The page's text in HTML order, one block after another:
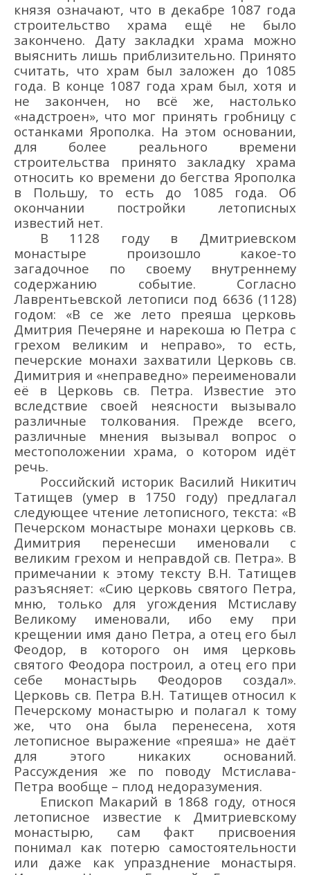
князя означают, что в декабре 1087 года
строительство храма ещё не было
закончено. Дату закладки храма можно
выяснить лишь приблизительно. Принято
считать, что храм был заложен до 1085
года. В конце 1087 года храм был, хотя и
не закончен, но всё же, настолько
«надстроен», что мог принять гробницу с
останками Ярополка. На этом основании,
для более реального времени
строительства принято закладку храма
относить ко времени до бегства Ярополка
в Польшу, то есть до 1085 года. Об
окончании постройки летописных
известий нет.
В 1128 году в Дмитриевском
монастыре произошло какое-то
загадочное по своему внутреннему
содержанию событие. Согласно
Лаврентьевской летописи под 6636 (1128)
годом: «В се же лето преяша церковь
Дмитрия Печеряне и нарекоша ю Петра с
грехом великим и неправо», то есть,
печерские монахи захватили Церковь св.
Димитрия и «неправедно» переименовали
её в Церковь св. Петра. Известие это
вследствие своей неясности вызывало
различные толкования. Прежде всего,
различные мнения вызывал вопрос о
местоположении храма, о котором идёт
речь.
Российский историк Василий Никитич
Татищев (умер в 1750 году) предлагал
следующее чтение летописного, текста: «В
Печерском монастыре монахи церковь св.
Димитрия перенесши именовали с
великим грехом и неправдой св. Петра». В
примечании к этому тексту В.Н. Татищев
разъясняет: «Сию церковь святого Петра,
мню, только для угождения Мстиславу
Великому именовали, ибо ему при
крещении имя дано Петра, а отец его был
Феодор, в которого он имя церковь
святого Феодора построил, а отец его при
себе монастырь Феодоров создал».
Церковь св. Петра В.Н. Татищев относил к
Печерскому монастырю и полагал к тому
же, что она была перенесена, хотя
летописное выражение «преяша» не даёт
для этого никаких оснований.
Рассуждения же по поводу Мстислава-
Петра вообще – плод недоразумения.
Епископ Макарий в 1868 году, относя
летописное известие к Дмитриевскому
монастырю, сам факт присвоения
понимал как потерю самостоятельности
или даже как упразднение монастыря.